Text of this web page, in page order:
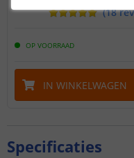
(18
OP VOORRAAD
IN WINKELWAGEN
Specificaties